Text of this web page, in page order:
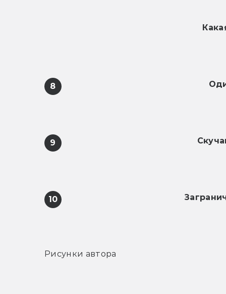
8
9
10
Рисунки автора